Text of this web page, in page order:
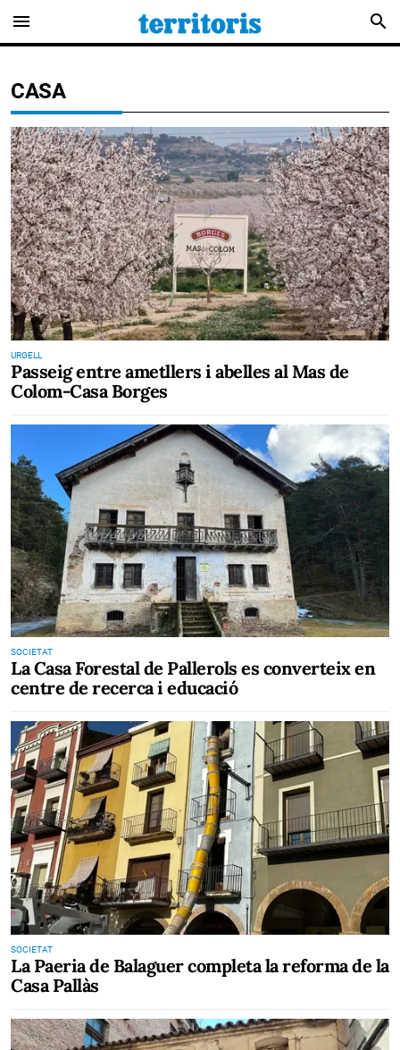
menu search
CASA
URGELL
Passeig entre ametllers i abelles al Mas de
Colom-Casa Borges
SOCIETAT
La Casa Forestal de Pallerols es converteix en
centre de recerca i educació
SOCIETAT
La Paeria de Balaguer completa la reforma de la
Casa Pallàs